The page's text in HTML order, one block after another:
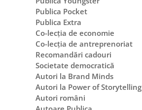
Publica Pocket
Publica Extra
Co-lecția de economie
Co-lecția de antreprenoriat
Recomandări cadouri
Societate democratică
Autori la Brand Minds
Autori la Power of Storytelling
Autori români